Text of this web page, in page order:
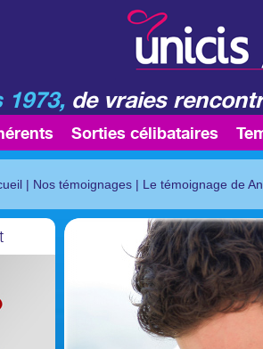
1973, de vraies
Sorties célibataires
| Nos témoignages | Le témoignage de